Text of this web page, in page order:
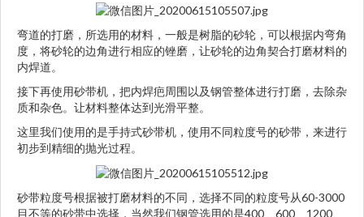
弯道的打磨，所选用的材料，一般是树脂的砂轮，可以根据内弯角
度，将砂轮的边角进行相应的锉磨，让砂轮的边角契合打磨材料的
内焊道。
接下再使用砂带机，把内焊疤周围以及钢管整体进行打磨，去除杂
质和杂色。让材料整体达到光滑平整。
这里我们使用的是手持式砂带机，使用不同粒度号的砂带，来进行
初步到精细的抛光过程。
砂带粒度号根据被打磨材料的不同，选择不同的粒度号从60-3000
目不等的砂带中选择，当然我们钢管选用的是400、600、1200、